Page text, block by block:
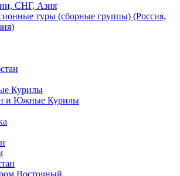
СНГ, Азия
туры (сборные группы) (Россия,
Курилы
и Южные Курилы
Восточный